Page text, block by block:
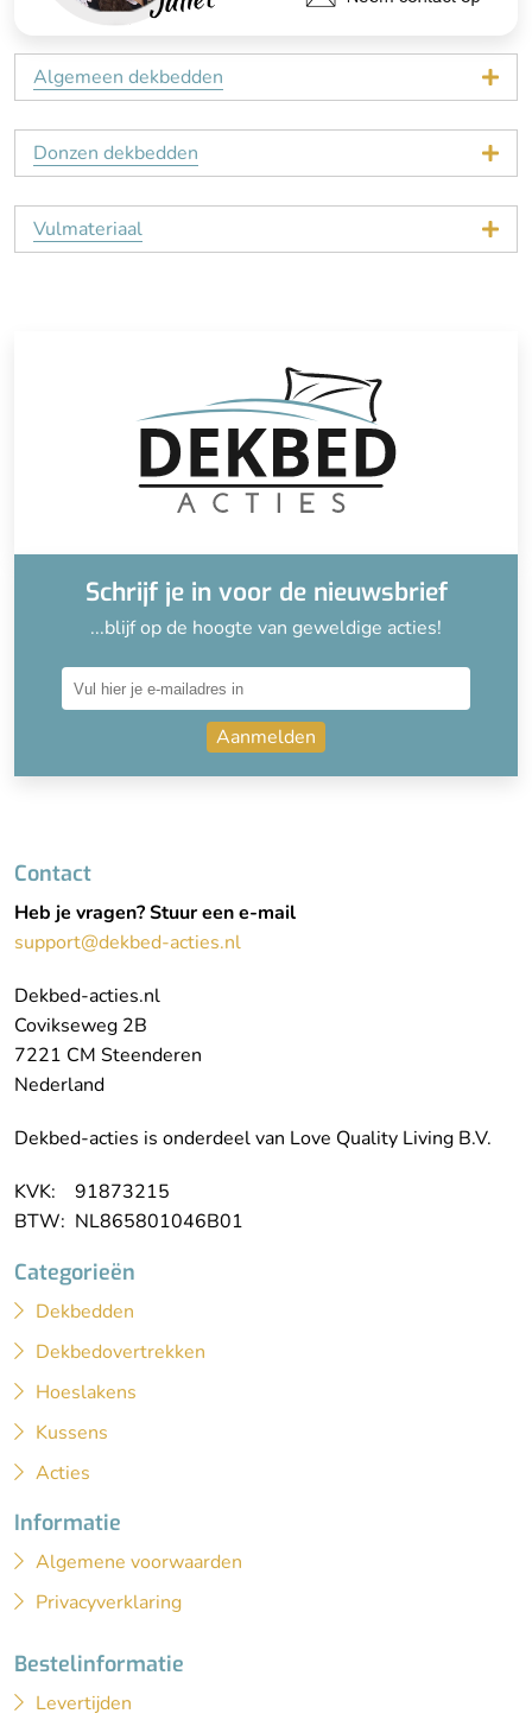
Algemeen dekbedden
Donzen dekbedden
Vulmateriaal
Schrijf je in voor de nieuwsbrief
...blijf op de hoogte van geweldige acties!
Aanmelden
Contact
Heb je vragen? Stuur een e-mail
support@dekbed-acties.nl
Dekbed-acties.nl
Covikseweg 2B
7221 CM Steenderen
Nederland
Dekbed-acties is onderdeel van Love Quality Living B.V.
KVK: 91873215
BTW: NL865801046B01
Categorieën
Dekbedden
Dekbedovertrekken
Hoeslakens
Kussens
Acties
Informatie
Algemene voorwaarden
Privacyverklaring
Bestelinformatie
Levertijden